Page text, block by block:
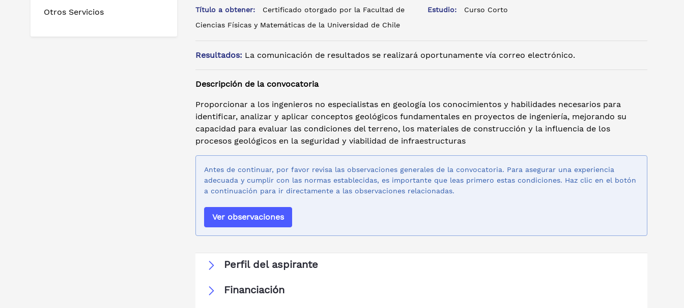
Otros Servicios
Título a obtener:
Certificado otorgado por la Facultad de
Ciencias Físicas y Matemáticas de la Universidad de Chile
Estudio:
Curso Corto
Resultados: La comunicación de resultados se realizará oportunamente vía correo electrónico.
Descripción de la convocatoria
Proporcionar a los ingenieros no especialistas en geología los conocimientos y habilidades necesarios para
identificar, analizar y aplicar conceptos geológicos fundamentales en proyectos de ingeniería, mejorando su
capacidad para evaluar las condiciones del terreno, los materiales de construcción y la influencia de los
procesos geológicos en la seguridad y viabilidad de infraestructuras
Antes de continuar, por favor revisa las observaciones generales de la convocatoria. Para asegurar una experiencia
adecuada y cumplir con las normas establecidas, es importante que leas primero estas condiciones. Haz clic en el botón
a continuación para ir directamente a las observaciones relacionadas.
Ver observaciones
Perfil del aspirante
Financiación